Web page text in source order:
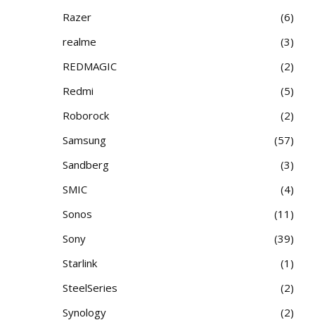
Razer
6
realme
3
REDMAGIC
2
Redmi
5
Roborock
2
Samsung
57
Sandberg
3
SMIC
4
Sonos
11
Sony
39
Starlink
1
SteelSeries
2
Synology
2